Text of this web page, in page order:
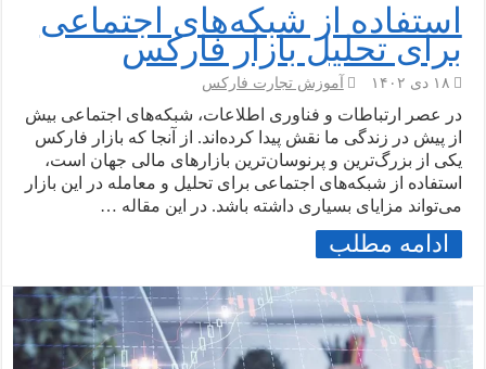
استفاده از شبکه‌های اجتماعی
برای تحلیل بازار فارکس
۱۸ دی ۱۴۰۲ آموزش تجارت فارکس
در عصر ارتباطات و فناوری اطلاعات، شبکه‌های اجتماعی بیش
از پیش در زندگی ما نقش پیدا کرده‌اند. از آنجا که بازار فارکس
یکی از بزرگ‌ترین و پرنوسان‌ترین بازارهای مالی جهان است،
استفاده از شبکه‌های اجتماعی برای تحلیل و معامله در این بازار
می‌تواند مزایای بسیاری داشته باشد. در این مقاله …
ادامه مطلب